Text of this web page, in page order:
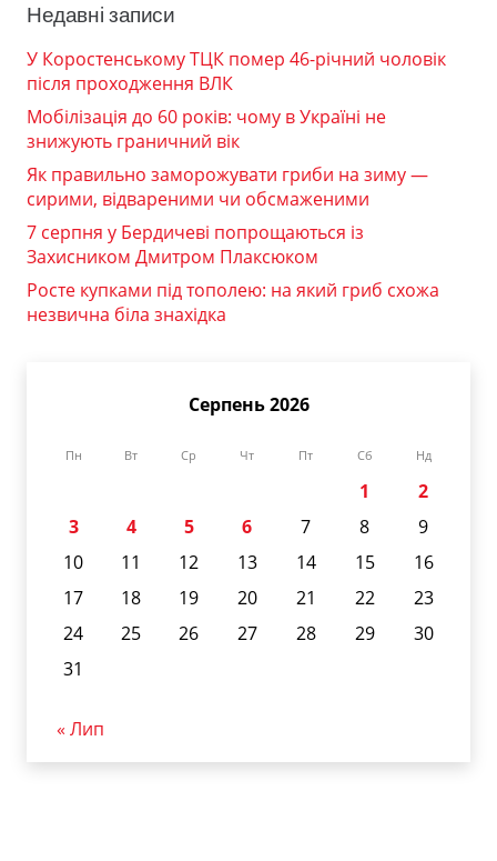
Недавні записи
У Коростенському ТЦК помер 46-річний чоловік
після проходження ВЛК
Мобілізація до 60 років: чому в Україні не
знижують граничний вік
Як правильно заморожувати гриби на зиму —
сирими, відвареними чи обсмаженими
7 серпня у Бердичеві попрощаються із
Захисником Дмитром Плаксюком
Росте купками під тополею: на який гриб схожа
незвична біла знахідка
Серпень 2026
Пн Вт Ср Чт Пт Сб Нд
1
2
3
4 5 6 7 8
9
10
11 12 13 14 15
16
17
18 19 20 21 22
23
24
25 26 27 28 29
30
31
« Лип